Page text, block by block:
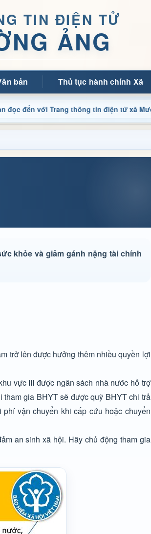
TIN ĐIỆN TỬ
ẢNG
bản Thủ tục hành chính Xã
Trang thông tin điện tử xã Mường Ảng
khỏe và giảm gánh nặng tài chính
trở lên được hưởng thêm nhiều quyền lợi
vực III được ngân sách nhà nước hỗ trợ
gia BHYT sẽ được quỹ BHYT chi trả
vận chuyển khi cấp cứu hoặc chuyển
an sinh xã hội. Hãy chủ động tham gia